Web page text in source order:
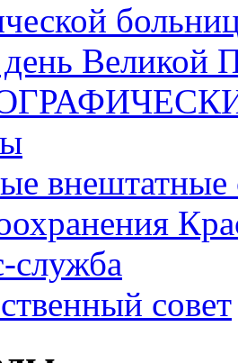
Великой
внештатные
служба
совет